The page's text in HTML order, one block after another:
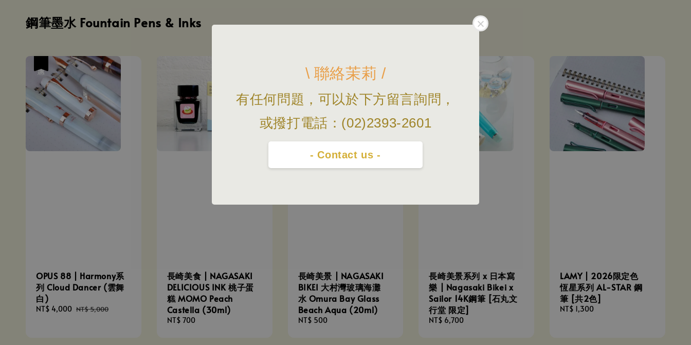
\ 聯絡茉莉 /
有任何問題，可以於下方留言詢問，
或撥打電話：(02)2393-2601
- Contact us -
鋼筆墨水 Fountain Pens & Inks
OPUS 88 | Harmony系
列 Cloud Dancer (雲舞
白)
Sale
NT$ 4,000 Regular
NT$ 5,000
長崎美食 | NAGASAKI
DELICIOUS INK 桃子蛋
糕 MOMO Peach
Castella (30ml)
Regular
NT$ 700
長崎美景 | NAGASAKI
BIKEI 大村灣玻璃海灘
水 Omura Bay Glass
Beach Aqua (20ml)
Regular
NT$ 500
長崎美景系列 x 日本寫
樂 | Nagasaki Bikei x
Sailor 14K鋼筆 [石丸文
行堂 限定]
Regular
NT$ 6,700
LAMY | 2026限定色
恆星系列 AL-STAR 鋼
筆 [共2色]
Regular
NT$ 1,300